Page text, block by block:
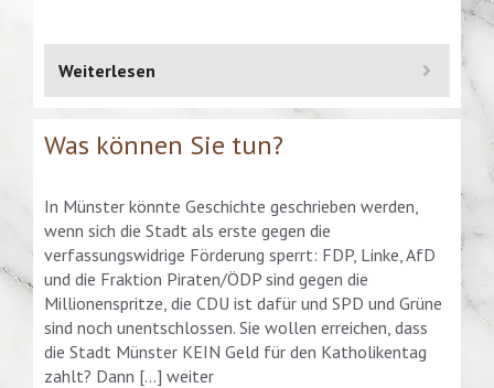
Weiterlesen
Was können Sie tun?
In Münster könnte Geschichte geschrieben werden,
wenn sich die Stadt als erste gegen die
verfassungswidrige Förderung sperrt: FDP, Linke, AfD
und die Fraktion Piraten/ÖDP sind gegen die
Millionenspritze, die CDU ist dafür und SPD und Grüne
sind noch unentschlossen. Sie wollen erreichen, dass
die Stadt Münster KEIN Geld für den Katholikentag
zahlt? Dann […] weiter